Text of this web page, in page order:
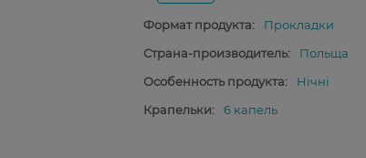
Формат продукта:
Прокладки
Страна-производитель:
Польща
Особенность продукта:
Нічні
Крапельки:
6 капель